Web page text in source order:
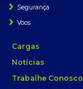
Segurança
Voos
Cargas
Notícias
Trabalhe Conosco